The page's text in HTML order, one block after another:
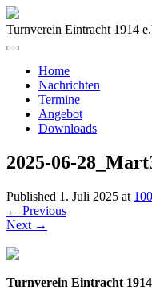
Turnverein Eintracht 1914
Home
Nachrichten
Termine
Angebot
Downloads
2025-06-
Published 1. Juli 2025 at
← Previous
Next →
Turnverein Eintracht